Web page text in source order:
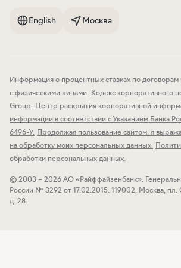
участника рынка ценных
11.04.2025 г.
PDF
Регламент принятия АО
«Райффайзенбанк»
о признании
квалифицированным
Дата размещения 27.08.2025
Действует с 26.08.2025 г.
актуальности – до 31.12.2025
English Москва
Информация о процентных ставках по договорам
с физическими лицами. Кодекс корпоративного
Group. Центр раскрытия корпоративной
информации в соответствии с Указанием Банка
6496-У. Продолжая пользование сайтом, я
на обработку моих персональных данных.
обработки персональных данных.
© 2003 – 2026 АО «Райффайзенбанк».
России № 3292 от 17.02.2015. 119002, Москва,
д. 28.